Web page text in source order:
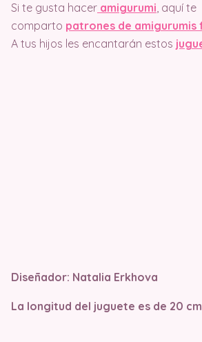
Si te gusta hacer amigurumi, aquí te
comparto patrones de
A tus hijos les encantarán estos
Diseñador: Natalia Erkhova
La longitud del juguete es de 20